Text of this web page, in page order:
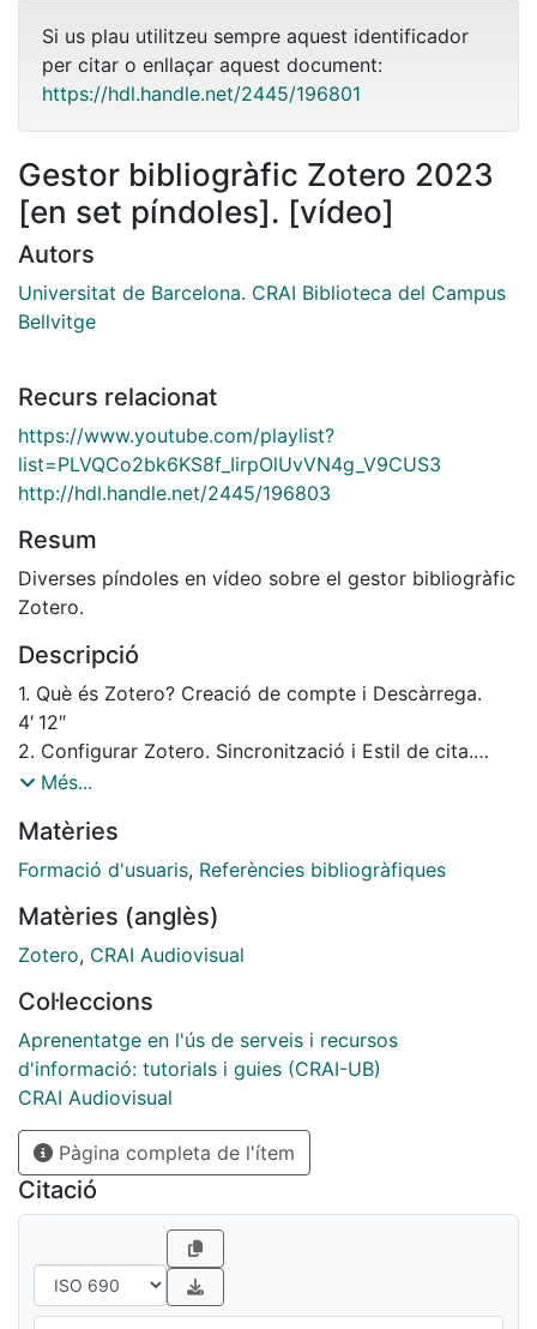
Si us plau utilitzeu sempre aquest identificador
per citar o enllaçar aquest document:
https://hdl.handle.net/2445/196801
Gestor bibliogràfic Zotero 2023
[en set píndoles]. [vídeo]
Autors
Universitat de Barcelona. CRAI Biblioteca del Campus
Bellvitge
Recurs relacionat
https://www.youtube.com/playlist?
list=PLVQCo2bk6KS8f_IirpOlUvVN4g_V9CUS3
http://hdl.handle.net/2445/196803
Resum
Diverses píndoles en vídeo sobre el gestor bibliogràfic
Zotero.
Descripció
1. Què és Zotero? Creació de compte i Descàrrega.
4′ 12″
2. Configurar Zotero. Sincronització i Estil de cita.
5′ 06″
Gestionar col·leccions i Gestionar notes. 6′ 49″
4. Zotero Connector. Instal·lació del connector i
5. Generar referències. Generar bibliografies. 4′ 10″
6. Integració amb MS Word. Inserir cites i Generar
7. Grups. Creació de grups i Gestió de grups. 5′ 15″
Podeu consultar la versió en castellà a:
http://hdl.handle.net/2445/196803
Més...
Matèries
Formació d'usuaris, Referències bibliogràfiques
Matèries (anglès)
Zotero, CRAI Audiovisual
Col·leccions
Aprenentatge en l'ús de serveis i recursos
d'informació: tutorials i guies (CRAI-UB)
CRAI Audiovisual
Pàgina completa de l'ítem
Citació